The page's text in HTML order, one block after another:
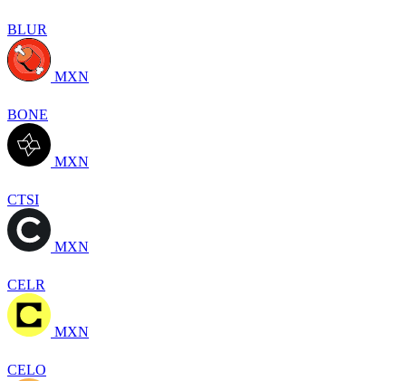
BLUR
MXN
BONE
MXN
CTSI
MXN
CELR
MXN
CELO